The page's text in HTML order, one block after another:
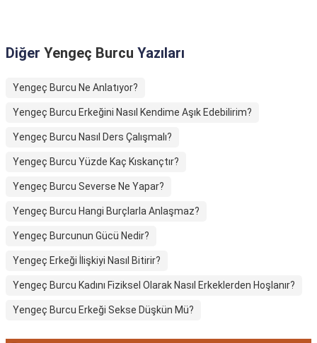
Diğer Yengeç Burcu Yazıları
Yengeç Burcu Ne Anlatıyor?
Yengeç Burcu Erkeğini Nasıl Kendime Aşık Edebilirim?
Yengeç Burcu Nasıl Ders Çalışmalı?
Yengeç Burcu Yüzde Kaç Kıskançtır?
Yengeç Burcu Severse Ne Yapar?
Yengeç Burcu Hangi Burçlarla Anlaşmaz?
Yengeç Burcunun Gücü Nedir?
Yengeç Erkeği İlişkiyi Nasıl Bitirir?
Yengeç Burcu Kadını Fiziksel Olarak Nasıl Erkeklerden Hoşlanır?
Yengeç Burcu Erkeği Sekse Düşkün Mü?